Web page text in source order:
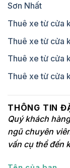
Sơn Nhất
Thuê xe từ cửa
Thuê xe từ cửa
Thuê xe từ cửa
Thuê xe từ cửa
THÔNG TIN
Quý khách
ngũ chuyên
vấn cụ thể đến